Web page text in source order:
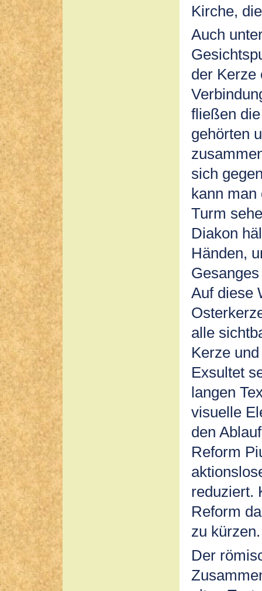
Kirche,
Auch
der Kerze
fließen
gehörten
sich
kann man
Turm
Diakon
Händen,
Auf diese
alle
Kerze
Exsultet
langen
visuelle
den
Reform
reduziert.
Reform
zu kürzen.
Der